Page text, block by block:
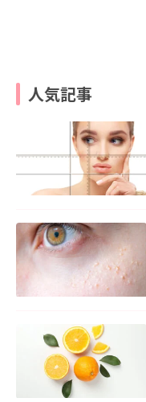
人気記事